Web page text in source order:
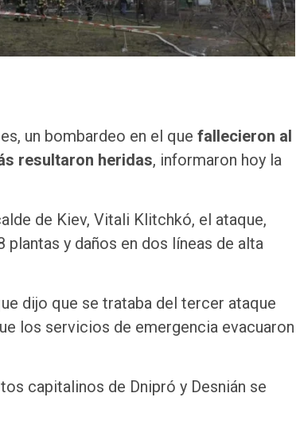
un bombardeo en el que fallecieron al
resultaron heridas, informaron hoy la
de Kiev, Vitali Klitchkó, el ataque,
y daños en dos líneas de alta
dijo que se trataba del tercer ataque
los servicios de emergencia evacuaron
capitalinos de Dnipró y Desnián se